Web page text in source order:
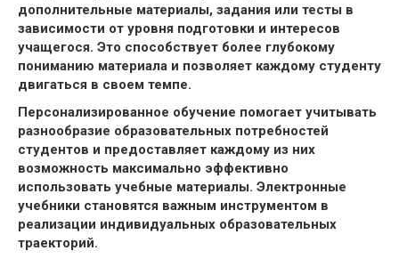
дополнительные материалы, задания или тесты в
зависимости от уровня подготовки и интересов
учащегося. Это способствует более глубокому
пониманию материала и позволяет каждому студенту
двигаться в своем темпе.
Персонализированное обучение помогает учитывать
разнообразие образовательных потребностей
студентов и предоставляет каждому из них
возможность максимально эффективно
использовать учебные материалы. Электронные
учебники становятся важным инструментом в
реализации индивидуальных образовательных
траекторий.